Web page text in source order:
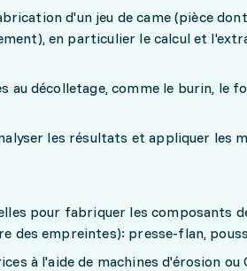
d'un jeu de came (pièce
en particulier le calcul et
décolletage, comme le burin, le
les résultats et appliquer les
pour fabriquer les composants
des empreintes): presse-flan,
à l'aide de machines d'érosion ou